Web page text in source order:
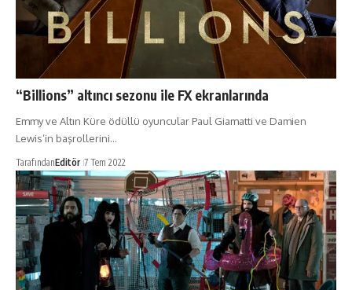
“Billions” altıncı sezonu ile FX ekranlarında
Emmy ve Altın Küre ödüllü oyuncular Paul Giamatti ve Damien
Lewis’in başrollerini…
TarafındanEditör 7 Tem 2022